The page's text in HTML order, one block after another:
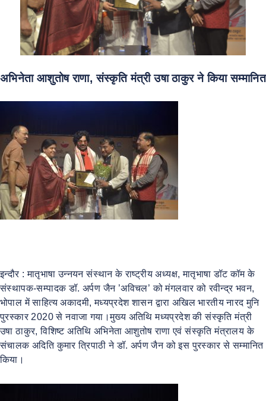
अभिनेता आशुतोष राणा, संस्कृति मंत्री उषा ठाकुर ने किया सम्मानित
इन्दौर : मातृभाषा उन्नयन संस्थान के राष्ट्रीय अध्यक्ष, मातृभाषा डॉट कॉम के
संस्थापक-सम्पादक डॉ. अर्पण जैन ’अविचल’ को मंगलवार को रवीन्द्र भवन,
भोपाल में साहित्य अकादमी, मध्यप्रदेश शासन द्वारा अखिल भारतीय नारद मुनि
पुरस्कार 2020 से नवाजा गया।मुख्य अतिथि मध्यप्रदेश की संस्कृति मंत्री
उषा ठाकुर, विशिष्ट अतिथि अभिनेता आशुतोष राणा एवं संस्कृति मंत्रालय के
संचालक अदिति कुमार त्रिपाठी ने डॉ. अर्पण जैन को इस पुरस्कार से सम्मानित
किया।